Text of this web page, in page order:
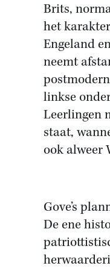
Brits,
het
Engeland
neemt
linkse
Leerlingen
staat,
ook alweer
Gove’s
De ene